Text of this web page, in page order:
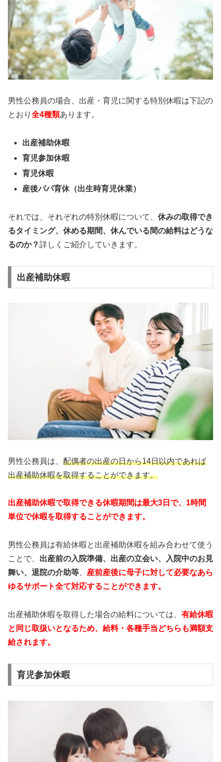
男性公務員の場合、出産・育児に関する特別休暇は下記の
とおり 全4種類あります。
出産補助休暇
育児参加休暇
育児休暇
産後パパ育休（出生時育児休業）
それでは、それぞれの特別休暇について、 休みの取得でき
るタイミング、休める期間、休んでいる間の給料はどうな
るのか？詳しくご紹介していきます。
出産補助休暇
男性公務員は、 配偶者の出産の日から14日以内であれば
出産補助休暇を取得することができます。
出産補助休暇で取得できる休暇期間は最大3日で、1時間
単位で休暇を取得することができます。
男性公務員は有給休暇と出産補助休暇を組み合わせて使う
ことで、 出産前の入院準備、出産の立会い、入院中のお見
舞い、退院の介助等
産前産後に母子に対して必要なあら
ゆるサポート全て対応することができます。
出産補助休暇を取得した場合の給料については、 有給休暇
と同じ取扱いとなるため、給料・各種手当どちらも満額支
給されます。
育児参加休暇